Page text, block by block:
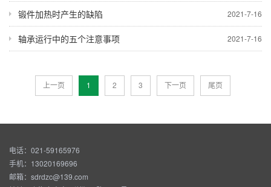
2021-7-16
锻件加热时产生的缺陷
2021-7-16
轴承运行中的五个注意事项
上一页 1 2 3 下一页 尾页
电话：021-59165976
手机：13020169696
邮箱：sdrdzc@139.com